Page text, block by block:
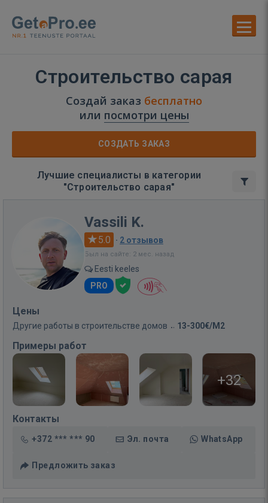
Строительство сарая
Создай заказ бесплатно
или посмотри цены
СОЗДАТЬ ЗАКАЗ
Лучшие специалисты в категории
"Строительство сарая"
Vassili K.
5.0 · 2 отзывов
Был на сайте: 2 мес. назад
Eesti keeles
PRO
Цены
Другие работы в строительстве домов 13-300€/M2
Примеры работ
+32
Контакты
+372 *** *** 90 Эл. почта WhatsApp
Предложить заказ